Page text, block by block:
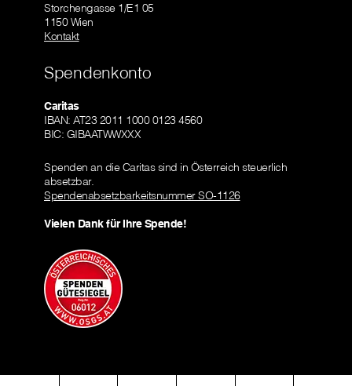
Storchengasse 1/E1 05
1150 Wien
Kontakt
Spendenkonto
Caritas
IBAN: AT23 2011 1000 0123 4560
BIC: GIBAATWWXXX
Spenden an die Caritas sind in Österreich steuerlich
absetzbar.
Spendenabsetzbarkeitsnummer SO-1126
Vielen Dank für Ihre Spende!